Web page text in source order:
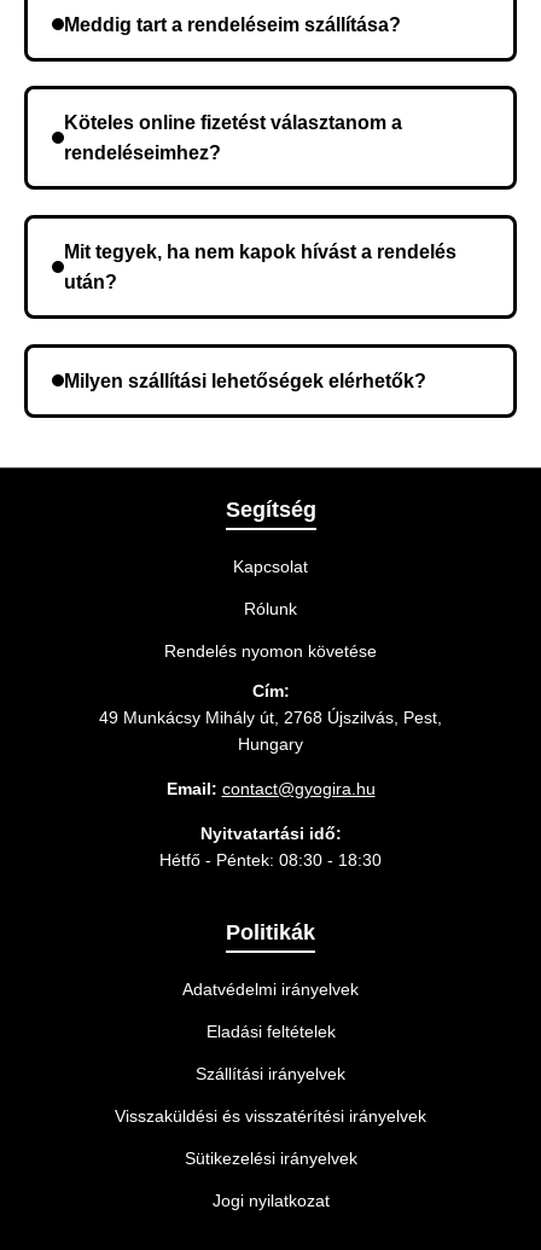
Meddig tart a rendeléseim szállítása?
kerül, és ez az időtartam függ a szállítási címtől.
Köteles online fizetést választanom a
rendeléseimhez?
Mit tegyek, ha nem kapok hívást a rendelés
után?
meg a rendelést.
Milyen szállítási lehetőségek elérhetők?
legmegfelelőbb szállítási módot.
Segítség
Kapcsolat
Rólunk
Rendelés nyomon követése
Cím:
49 Munkácsy Mihály út, 2768 Újszilvás, Pest,
Hungary
Email: contact@gyogira.hu
Nyitvatartási idő:
Hétfő - Péntek: 08:30 - 18:30
Politikák
Adatvédelmi irányelvek
Eladási feltételek
Szállítási irányelvek
Visszaküldési és visszatérítési irányelvek
Sütikezelési irányelvek
Jogi nyilatkozat